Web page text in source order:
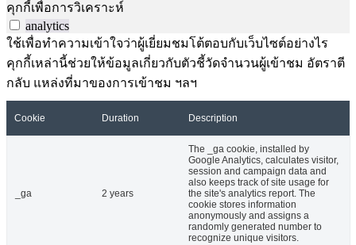
คุกกี้เพื่อการวิเคราะห์
analytics
ใช้เพื่อทำความเข้าใจว่าผู้เยี่ยมชมโต้ตอบกับเว็บไซต์อย่างไร
คุกกี้เหล่านี้ช่วยให้ข้อมูลเกี่ยวกับตัวชี้วัดจำนวนผู้เข้าชม อัตราตี
กลับ แหล่งที่มาของการเข้าชม ฯลฯ
Cookie Duration Description
_ga 2 years
The _ga cookie, installed by
Google Analytics, calculates visitor,
session and campaign data and
also keeps track of site usage for
the site's analytics report. The
cookie stores information
anonymously and assigns a
randomly generated number to
recognize unique visitors.